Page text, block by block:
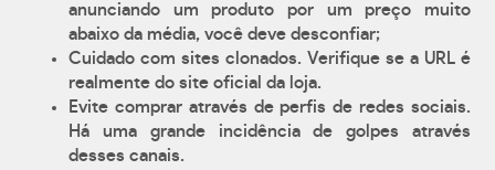
anunciando um produto por um preço muito
abaixo da média, você deve desconfiar;
Cuidado com sites clonados. Verifique se a URL é
realmente do site oficial da loja.
Evite comprar através de perfis de redes sociais.
Há uma grande incidência de golpes através
desses canais.